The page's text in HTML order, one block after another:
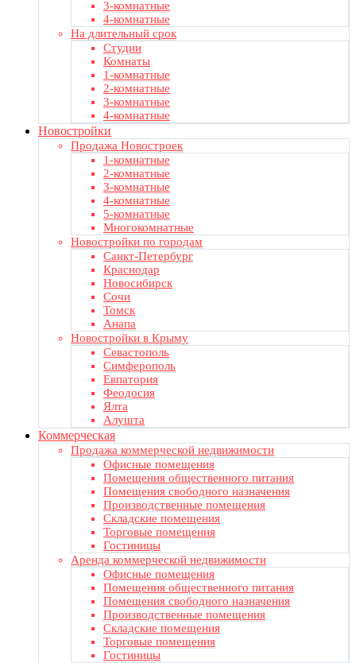
3-комнатные
4-комнатные
На длительный срок
Студии
Комнаты
1-комнатные
2-комнатные
3-комнатные
4-комнатные
Новостройки
Продажа Новостроек
1-комнатные
2-комнатные
3-комнатные
4-комнатные
5-комнатные
Многокомнатные
Новостройки по городам
Санкт-Петербург
Краснодар
Новосибирск
Сочи
Томск
Анапа
Новостройки в Крыму
Севастополь
Симферополь
Евпатория
Феодосия
Ялта
Алушта
Коммерческая
Продажа коммерческой недвижимости
Офисные помещения
Помещения общественного питания
Помещения свободного назначения
Производственные помещения
Складские помещения
Торговые помещения
Гостиницы
Аренда коммерческой недвижимости
Офисные помещения
Помещения общественного питания
Помещения свободного назначения
Производственные помещения
Складские помещения
Торговые помещения
Гостиницы